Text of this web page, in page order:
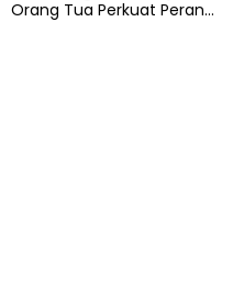
Orang Tua Perkuat Peran